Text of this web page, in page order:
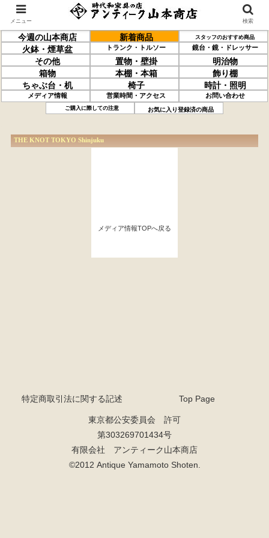
今週の山本商店 新着商品 スタッフのおすすめ商品
火鉢・煙草盆 トランク・トルソー 鏡台・鏡・ドレッサー
その他 置物・壁掛
明治物
箱物
本棚・本箱
飾り棚
ちゃぶ台・机
椅子 時計・照明
メディア情報 営業時間・アクセス お問い合わせ
ご購入に際しての注意 お気に入り登録済の商品
THE KNOT TOKYO Shinjuku
メディア情報TOPへ戻る
特定商取引法に関する記述 Top Page
東京都公安委員会 許可
第303269701434号
有限会社 アンティーク山本商店
©2012 Antique Yamamoto Shoten.
メニュー 検索